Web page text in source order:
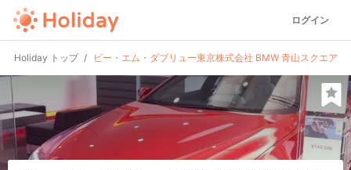
ログイン
Holiday トップ ビー・エム・ダブリュー東京株式会社 BMW 青山スクエア